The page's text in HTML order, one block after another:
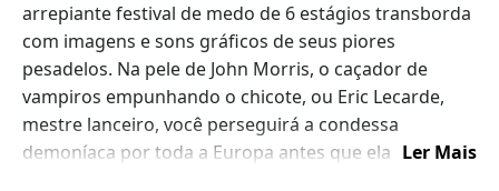
Ler Mais
arrepiante festival de medo de 6 estágios transborda
com imagens e sons gráficos de seus piores
pesadelos. Na pele de John Morris, o caçador de
vampiros empunhando o chicote, ou Eric Lecarde,
mestre lanceiro, você perseguirá a condessa
demoníaca por toda a Europa antes que ela